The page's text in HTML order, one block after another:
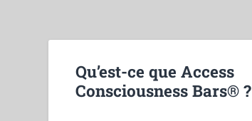
Qu’est-ce que Access
Consciousness Bars® ?